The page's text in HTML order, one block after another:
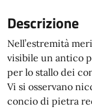
Descrizione
Nell’estremità
visibile un antico
per lo stallo dei
Vi si osservano
concio di pietra